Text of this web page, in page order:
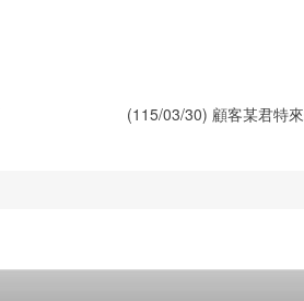
(115/03/30) 顧客某君特